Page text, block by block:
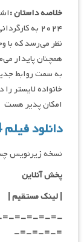
خلاصه داستان :
۲۰۲۴ به
نظر می‌رسد که با
همچنان پایدار
به سمت روابط
امکان پذیر هست
دانلود فیلم Your Fault 2024
نسخه زیرنویس
پخش آنلاین
| لینک مستقیم|
=-=-=-=-
=-=-=-=-